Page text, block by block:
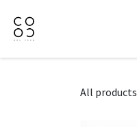
All products